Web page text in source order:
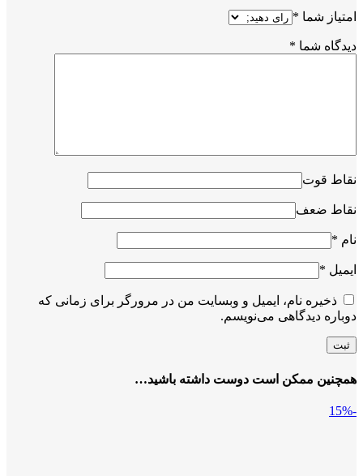
امتیاز شما *
دیدگاه شما *
نقاط قوت
نقاط ضعف
نام *
ایمیل *
ذخیره نام، ایمیل و وبسایت من در مرورگر برای زمانی که
دوباره دیدگاهی می‌نویسم.
همچنین ممکن است دوست داشته باشید…
-15%